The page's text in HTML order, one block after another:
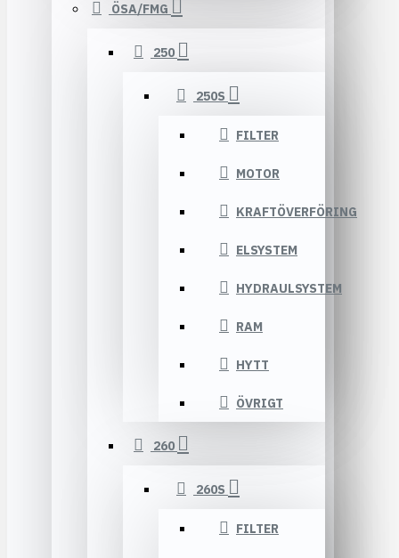
ÖSA/FMG
250
250S
FILTER
MOTOR
KRAFTÖVERFÖRING
ELSYSTEM
HYDRAULSYSTEM
RAM
HYTT
ÖVRIGT
260
260S
FILTER